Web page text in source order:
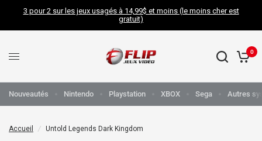
3 pour 2 sur les jeux usagés à 14,99$ et moins (le moins cher est
gratuit)
0
Nouveautés Nintendo Playstation XBOX Sega Autres
Accueil / Untold Legends Dark Kingdom